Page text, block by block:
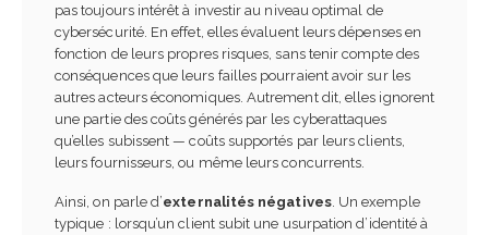
pas toujours intérêt à investir au niveau optimal de
cybersécurité. En effet, elles évaluent leurs dépenses en
fonction de leurs propres risques, sans tenir compte des
conséquences que leurs failles pourraient avoir sur les
autres acteurs économiques. Autrement dit, elles ignorent
une partie des coûts générés par les cyberattaques
qu’elles subissent — coûts supportés par leurs clients,
leurs fournisseurs, ou même leurs concurrents.
Ainsi, on parle d’externalités négatives. Un exemple
typique : lorsqu’un client subit une usurpation d’identité à